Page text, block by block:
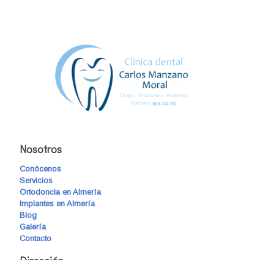
Nosotros
Conócenos
Servicios
Ortodoncia en Almería
Implantes en Almería
Blog
Galería
Contacto